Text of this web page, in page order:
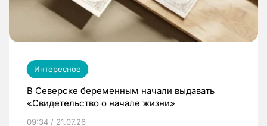
Интересное
В Северске беременным начали выдавать
«Свидетельство о начале жизни»
09:34 / 21.07.26